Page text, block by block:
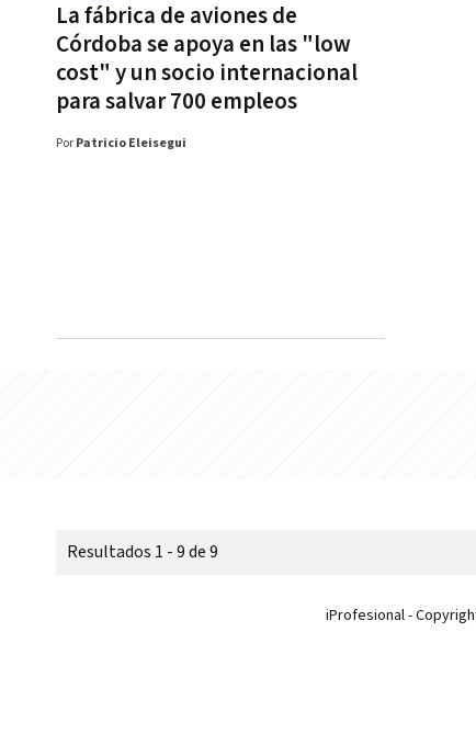
La fábrica de aviones de
Córdoba se apoya en las "low
cost" y un socio internacional
para salvar 700 empleos
Por Patricio Eleisegui
Resultados 1 - 9 de 9
iProfesional -